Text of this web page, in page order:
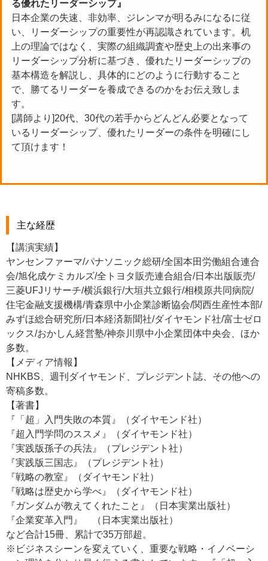
る優れたリーダーシップ』
日本企業の失速、非効率、ジレンマが明るみになるに従
い、リーダーシップの重要性が再認識されています。机
上の理論ではなく、実際の組織調査や歴史上の出来事の
リーダーシップ分析に基づき、優れたリーダーシップの
基本構造を解説し、具体的にどのように行動すること
で、勝てるリーダーを養成できるのかをお伝え致しま
す。
[講師より]20代、30代の若手からどんどん必要となって
いるリーダーシップ、優れたリーダーの条件を明確にし
て頂けます！
主な経歴
【講演実績】
ヤンセンファーマ/パナソニック総研/全国本田労働組合連合
会/旭化成ケミカルズ/全トヨタ販売連合組合/日本出版販売/
三菱UFJリサーチ/横浜銀行/大垣共立銀行/相模原共同病院/
住宅金融支援機構/青森県中小企業診断協会/関西生産性本部/
みずほ総合研究所/日本経済新聞社/ダイヤモンド社/富士ゼロ
ックス/おかしん経営塾/神奈川県中小企業団体中央会、ほか
多数。
【メディア情報】
NHKBS、週刊ダイヤモンド、プレジデント誌、その他への
寄稿多数。
【著書】
『「超」入門失敗の本質』（ダイヤモンド社）
『超入門学問のススメ』（ダイヤモンド社）
『実践版孫子の兵法』（プレジデント社）
『実践版三国志』（プレジデント社）
『戦略の教室』（ダイヤモンド社）
『戦略は歴史から学べ』（ダイヤモンド社）
『ガンダムが教えてくれたこと』（日本実業出版社）
『企業変革入門』 （日本実業出版社）
など合計15冊、累計で35万部超。
※ビジネスシーンを変えていく、重要な戦略・イノベーシ